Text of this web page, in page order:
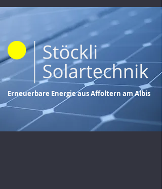
Erneuerbare Energie aus Affoltern am Albis